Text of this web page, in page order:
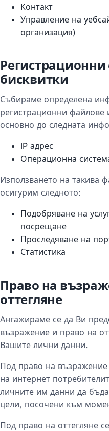
Контакт
Управление на
организация)
бисквитки
Събираме определена
регистрационни файлове
основно до следната
IP адрес
Операционна
Използването на такива
осигурим следното:
Подобряване на
посрещане
Проследяване на
Статистика
Право на
оттегляне
Ангажираме се да Ви
възражение и право на
Вашите лични данни.
Под право на възражение
на интернет
личните им данни да
цели, посочени към
Под право на оттегляне